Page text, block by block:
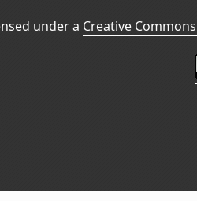
under a Creative